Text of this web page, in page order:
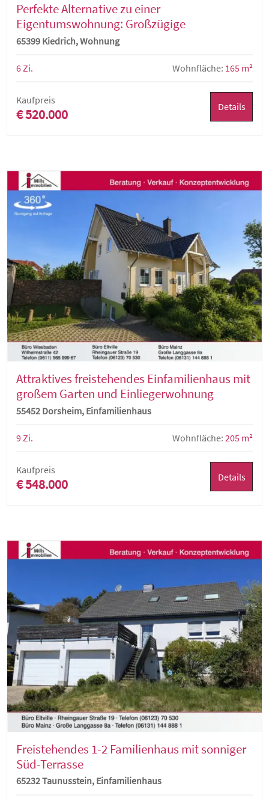
Perfekte Alternative zu einer
Eigentumswohnung: Großzügige
Doppelhaushälfte mit viel Platz
65399 Kiedrich, Wohnung
6 Zi. Wohnfläche: 165 m²
Kaufpreis
€ 520.000 Details
Attraktives freistehendes Einfamilienhaus mit
großem Garten und Einliegerwohnung
55452 Dorsheim, Einfamilienhaus
9 Zi. Wohnfläche: 205 m²
Kaufpreis
€ 548.000 Details
Freistehendes 1-2 Familienhaus mit sonniger
Süd-Terrasse
65232 Taunusstein, Einfamilienhaus